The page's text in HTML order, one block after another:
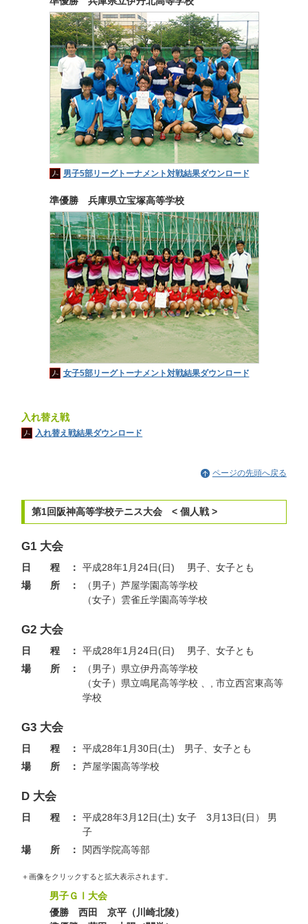
男子5部リーグトーナメント対戦結果ダウンロード
準優勝 兵庫県立宝塚高等学校
女子5部リーグトーナメント対戦結果ダウンロード
入れ替え戦
入れ替え戦結果ダウンロード
ページの先頭へ戻る
第1回阪神高等学校テニス大会 < 個人戦 >
G1 大会
日 程 ：
平成28年1月24日(日) 男子、女子とも
場 所 ：
（男子）芦屋学園高等学校
（女子）雲雀丘学園高等学校
G2 大会
日 程 ：
平成28年1月24日(日) 男子、女子とも
場 所 ：
（男子）県立伊丹高等学校
（女子）県立鳴尾高等学校 、, 市立西宮東高等
学校
G3 大会
日 程 ：
平成28年1月30日(土) 男子、女子とも
場 所 ：
芦屋学園高等学校
D 大会
日 程 ： 平成28年3月12日(土) 女子3月13日(日）
男
子
場 所 ：
関西学院高等部
＋画像をクリックすると拡大表示されます。
男子ＧⅠ大会
優勝 西田 京平（川崎北陵）